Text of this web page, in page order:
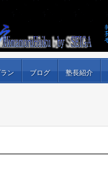
ン ブログ 塾長紹介